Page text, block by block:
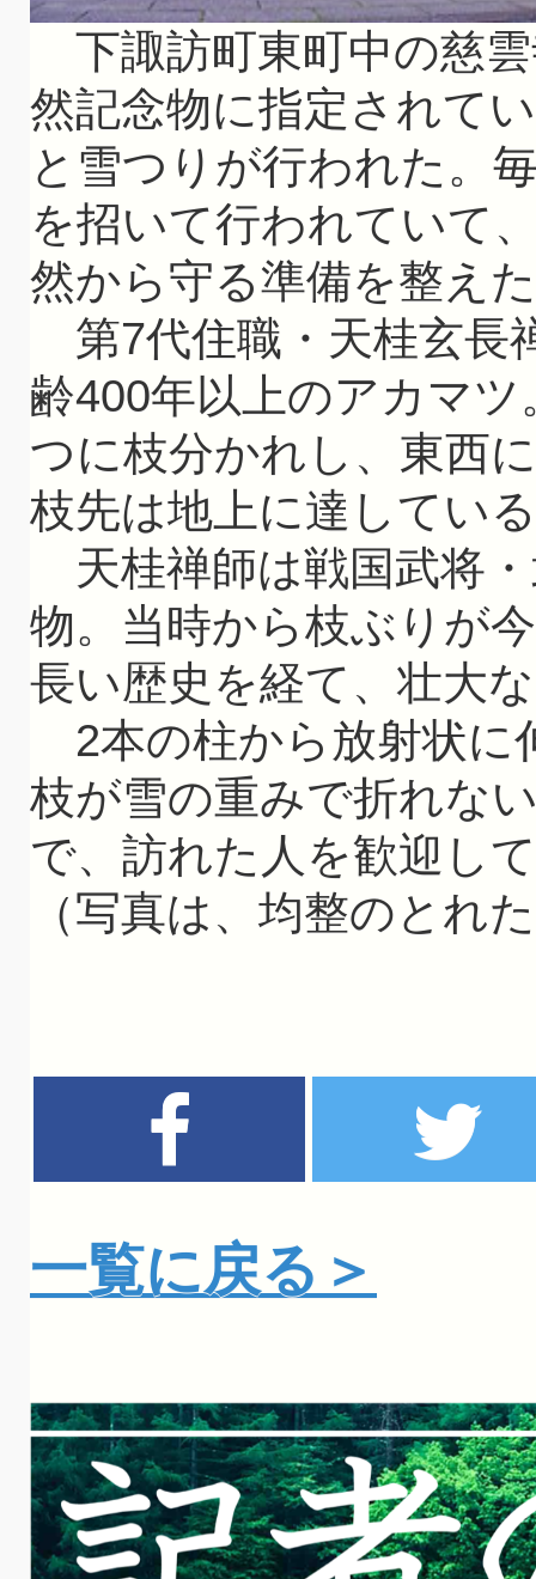
下諏訪町東町中の慈
然記念物に指定されて
と雪つりが行われた。
を招いて行われていて
然から守る準備を整え
第7代住職・天桂玄長
齢400年以上のアカマ
つに枝分かれし、東西
枝先は地上に達してい
天桂禅師は戦国武将
物。当時から枝ぶりが
長い歴史を経て、壮大
2本の柱から放射状に
枝が雪の重みで折れな
で、訪れた人を歓迎し
（写真は、均整のとれ
一覧に戻る＞